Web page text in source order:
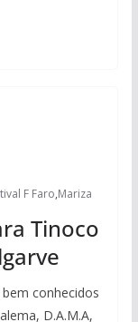
F Faro,Mariza
Tinoco
conhecidos
D.A.M.A,